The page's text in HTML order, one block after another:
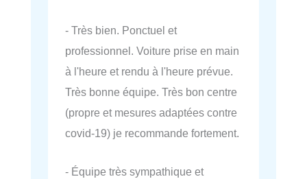
- Très bien. Ponctuel et
professionnel. Voiture prise en main
à l'heure et rendu à l'heure prévue.
Très bonne équipe. Très bon centre
(propre et mesures adaptées contre
covid-19) je recommande fortement.
- Équipe très sympathique et